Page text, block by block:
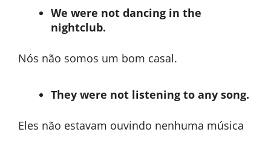
We were not dancing in the
nightclub.
Nós não somos um bom casal.
They were not listening to any song.
Eles não estavam ouvindo nenhuma música